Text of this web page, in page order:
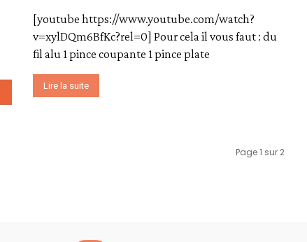
[youtube https://www.youtube.com/watch?
v=xylDQm6BfKc?rel=0] Pour cela il vous faut : du
fil alu 1 pince coupante 1 pince plate
Lire la suite
Page 1 sur 2